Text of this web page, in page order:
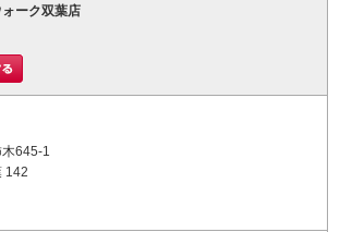
ォーク双葉店
645-1
142